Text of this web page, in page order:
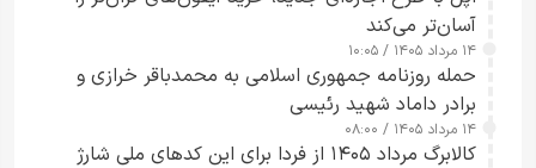
آسان‌تر می‌کند
۱۴ مرداد ۱۴۰۵ / ۱۰:۰۵
حمله روزنامه جمهوری اسلامی به محمدباقر خرازی و
برادر داماد شهید رئیسی
۱۴ مرداد ۱۴۰۵ / ۰۸:۰۰
کالابرگ مرداد ۱۴۰۵ از فردا برای این کدهای ملی شارژ